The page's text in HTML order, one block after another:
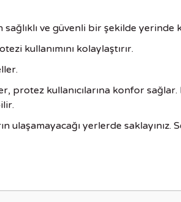
ve güvenli bir şekilde yerinde
kullanımını kolaylaştırır.
protez kullanıcılarına konfor
yerlerde saklayınız.